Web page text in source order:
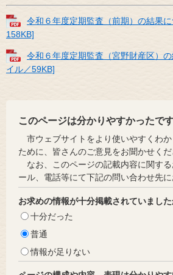
令和６年度定期監査（前期）の結果
158KB]
令和６年度定期監査（宮野財産区）
イル／59KB]
このページは分かりやすかったで
市ウェブサイトをより使いやすくわか
ために、皆さんのご意見をお聞かせくだ
なお、このページの記載内容に関する
ール、電話等にて下記の問い合わせ先に
お求めの情報が十分掲載されていました
十分だった
普通
情報が足りない